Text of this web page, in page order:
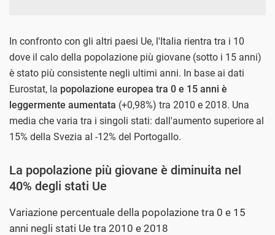
In confronto con gli altri paesi Ue, l'Italia rientra tra i 10
dove il calo della popolazione più giovane (sotto i 15 anni)
è stato più consistente negli ultimi anni. In base ai dati
Eurostat, la popolazione europea tra 0 e 15 anni è
leggermente aumentata (+0,98%) tra 2010 e 2018. Una
media che varia tra i singoli stati: dall'aumento superiore al
15% della Svezia al -12% del Portogallo.
La popolazione più giovane è diminuita nel
40% degli stati Ue
Variazione percentuale della popolazione tra 0 e 15
anni negli stati Ue tra 2010 e 2018